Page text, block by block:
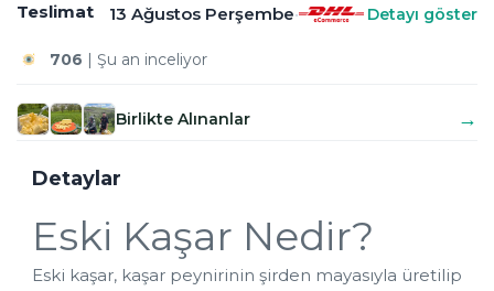
Teslimat 13 Ağustos Perşembe• Detayı göster
706 | Şu an inceliyor
Kuru buz ile gönderilir
Birlikte Alınanlar →
Detaylar
Eski Kaşar Nedir?
Eski kaşar, kaşar peynirinin şirden mayasıyla üretilip